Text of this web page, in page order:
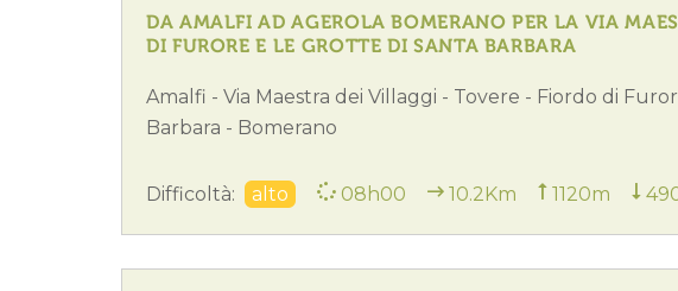
DA AMALFI AD AGEROLA BOMERANO PER LA VIA
DI FURORE E LE GROTTE DI SANTA BARBARA
Amalfi - Via Maestra dei Villaggi - Tovere - Fiordo di
Barbara - Bomerano
Difficoltà: alto 08h00 10.2Km 1120m